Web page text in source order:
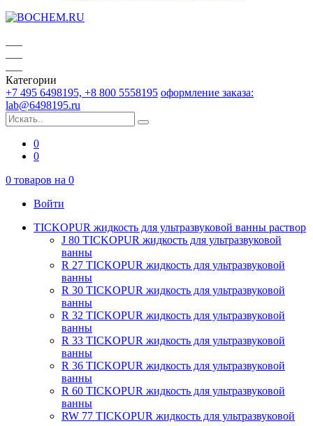
Категории
+7 495 6498195, +8 800 5558195 оформление заказа:
lab@6498195.ru
0
0
0 товаров на 0
Войти
TICKOPUR жидкость для ультразвуковой ванны раствор
J 80 TICKOPUR жидкость для ультразвуковой
ванны
R 27 TICKOPUR жидкость для ультразвуковой
ванны
R 30 TICKOPUR жидкость для ультразвуковой
ванны
R 32 TICKOPUR жидкость для ультразвуковой
ванны
R 33 TICKOPUR жидкость для ультразвуковой
ванны
R 36 TICKOPUR жидкость для ультразвуковой
ванны
R 60 TICKOPUR жидкость для ультразвуковой
ванны
RW 77 TICKOPUR жидкость для ультразвуковой